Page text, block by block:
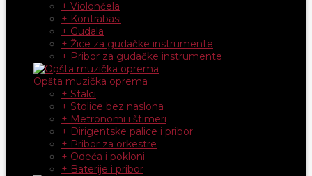
+ Violončela
+ Kontrabasi
+ Gudala
+ Žice za gudačke instrumente
+ Pribor za gudačke instrumente
Opšta muzička oprema
+ Stalci
+ Stolice bez naslona
+ Metronomi i štimeri
+ Dirigentske palice i pribor
+ Pribor za orkestre
+ Odeća i pokloni
+ Baterije i pribor